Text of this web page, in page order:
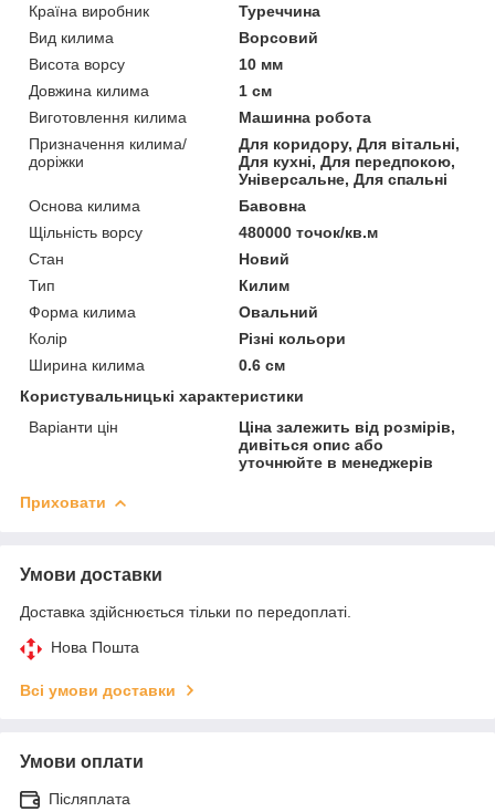
Країна виробник
Туреччина
Вид килима
Ворсовий
Висота ворсу
10 мм
Довжина килима
1 см
Виготовлення килима
Машинна робота
Призначення килима/
доріжки
Для коридору, Для вітальні,
Для кухні, Для передпокою,
Універсальне, Для спальні
Основа килима
Бавовна
Щільність ворсу
480000 точок/кв.м
Стан
Новий
Тип
Килим
Форма килима
Овальний
Колір
Різні кольори
Ширина килима
0.6 см
Користувальницькі характеристики
Варіанти цін
Ціна залежить від розмірів,
дивіться опис або
уточнюйте в менеджерів
Приховати
Умови доставки
Доставка здійснюється тільки по передоплаті.
Нова Пошта
Всі умови доставки
Умови оплати
Післяплата